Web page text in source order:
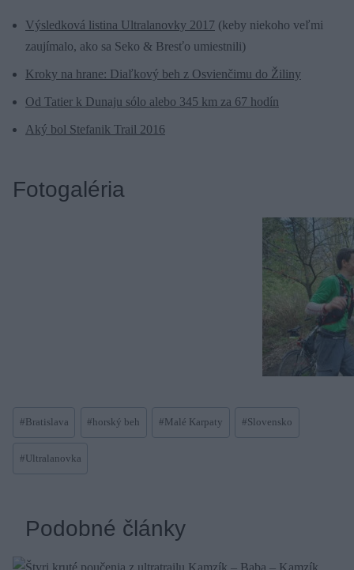
Výsledková listina Ultralanovky 2017 (keby niekoho veľmi
zaujímalo, ako sa Seko & Bresťo umiestnili)
Kroky na hrane: Diaľkový beh z Osvienčimu do Žiliny
Od Tatier k Dunaju sólo alebo 345 km za 67 hodín
Aký bol Stefanik Trail 2016
Fotogaléria
#Bratislava #horský beh #Malé Karpaty #Slovensko
#Ultralanovka
Podobné články